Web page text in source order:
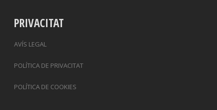
PRIVACITAT
AVÍS LEGAL
POLÍTICA DE PRIVACITAT
POLÍTICA DE COOKIES